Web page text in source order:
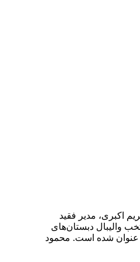
مریم اکبری، مدیر فقید
والیبال دبستان‌های
شده است. محمود